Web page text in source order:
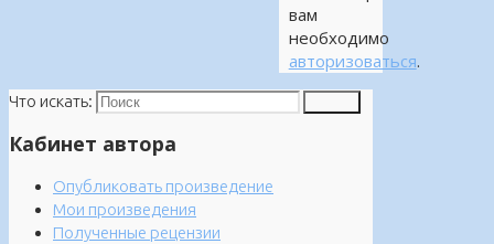
вам
необходимо
авторизоваться.
Что искать:
Кабинет автора
Опубликовать произведение
Мои произведения
Полученные рецензии